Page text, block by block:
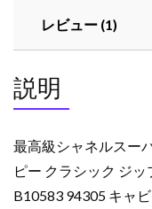
ー
ャ
ネ
カ
ー
ド
レビュー (1)
説明
最高級シャネルスー
ピー クラシック ジ
B10583 94305 キャ